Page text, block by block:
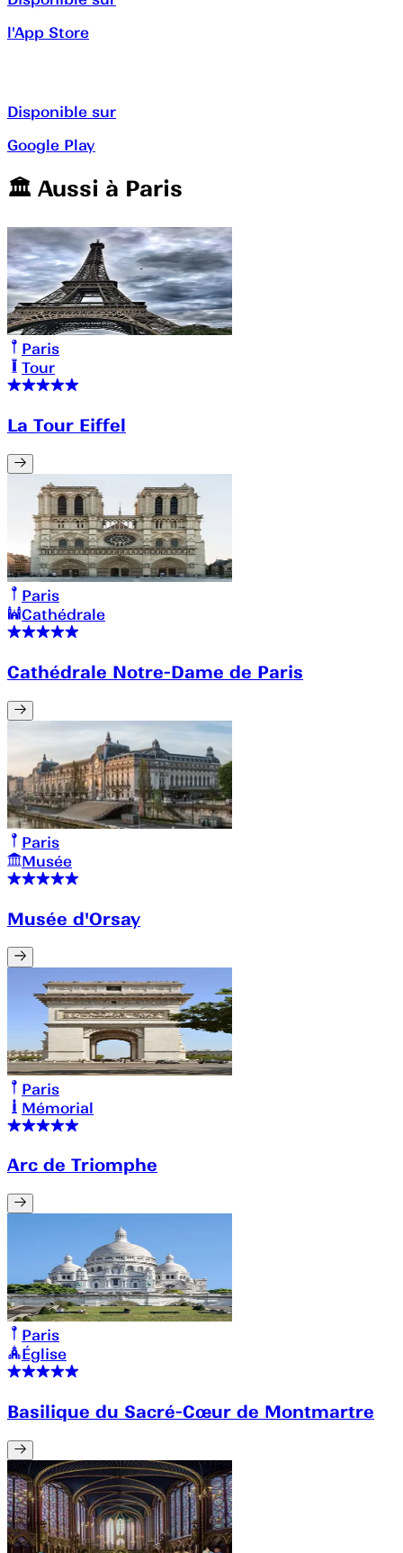
l'App Store
Disponible sur
Google Play
🏛️️ Aussi à Paris
Paris
Tour
La Tour Eiffel
Paris
Cathédrale
Cathédrale Notre-Dame de Paris
Paris
Musée
Musée d'Orsay
Paris
Mémorial
Arc de Triomphe
Paris
Église
Basilique du Sacré-Cœur de Montmartre